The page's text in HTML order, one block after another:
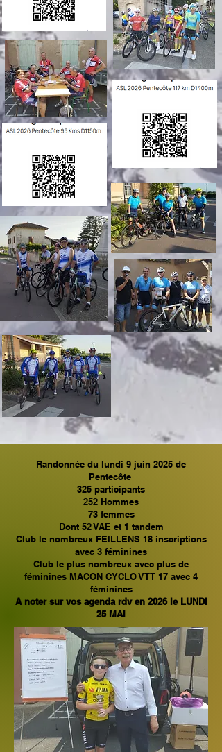
Randonnée du lundi 9 juin 2025 de
Pentecôte
325 participants
252 Hommes
73 femmes
Dont 52 VAE et 1 tandem
Club le nombreux FEILLENS 18 inscriptions
avec 3 féminines
Club le plus nombreux avec plus de
féminines MACON CYCLO VTT 17 avec 4
féminines
A noter sur vos agenda rdv en 2026 le LUNDI
25 MAI